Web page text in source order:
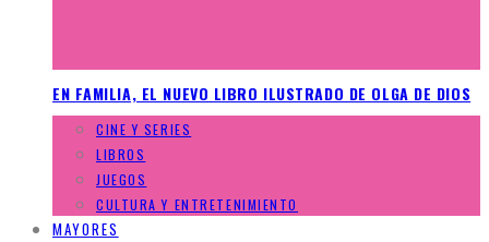
EN FAMILIA, EL NUEVO LIBRO ILUSTRADO DE OLGA DE DIOS
CINE Y SERIES
LIBROS
JUEGOS
CULTURA Y ENTRETENIMIENTO
MAYORES